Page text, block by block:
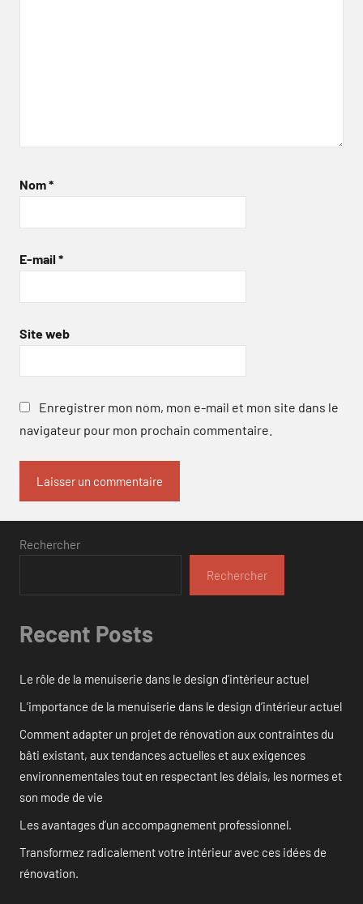
Nom*
E-mail *
Site web
Enregistrer mon nom, mon e-mail et mon site dans le
navigateur pour mon prochain commentaire.
Rechercher
Rechercher
Recent Posts
Le rôle de la menuiserie dans le design d’intérieur actuel
L’importance de la menuiserie dans le design d’intérieur actuel
Comment adapter un projet de rénovation aux contraintes du
bâti existant, aux tendances actuelles et aux exigences
environnementales tout en respectant les délais, les normes et
son mode de vie
Les avantages d’un accompagnement professionnel.
Transformez radicalement votre intérieur avec ces idées de
rénovation.